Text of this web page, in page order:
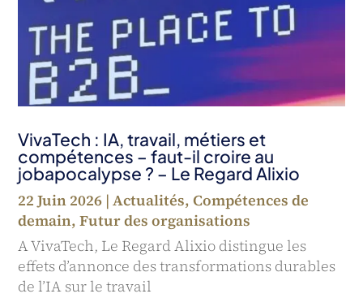
VivaTech : IA, travail, métiers et
compétences – faut-il croire au
jobapocalypse ? – Le Regard Alixio
22 Juin 2026 |Actualités,Compétences de
demain,Futur des organisations
A VivaTech, Le Regard Alixio distingue les
effets d’annonce des transformations durables
de l’IA sur le travail